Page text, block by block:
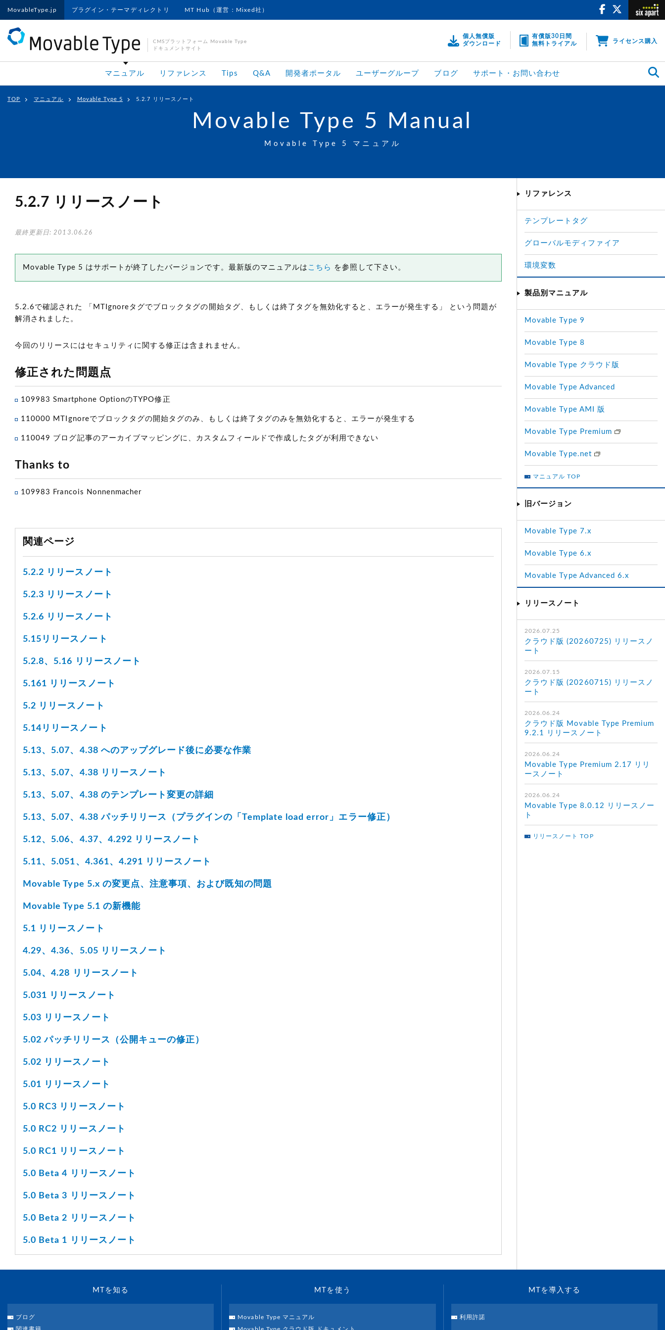
MovableType.jp プラグイン・テーマディレクトリ MT Hub（運営：Mixed社）
CMSプラットフォーム Movable Type
ドキュメントサイト
個人無償版
ダウンロード
有償版30日間
無料トライアル
ライセンス購入
マニュアル リファレンス Tips Q&A 開発者ポータル ユーザーグループ ブログ サポート・お問い合わせ
TOP マニュアル Movable Type 5 5.2.7 リリースノート
Movable Type 5 Manual
Movable Type 5 マニュアル
5.2.7 リリースノート
最終更新日: 2013.06.26
Movable Type 5 はサポートが終了したバージョンです。最新版のマニュアルは こちら を参照して下さい。
5.2.6で確認された 「MTIgnoreタグでブロックタグの開始タグ、もしくは終了タグを無効化すると、エラーが発生する」 という問題が
解消されました。
今回のリリースにはセキュリティに関する修正は含まれません。
修正された問題点
109983 Smartphone OptionのTYPO修正
110000 MTIgnoreでブロックタグの開始タグのみ、もしくは終了タグのみを無効化すると、エラーが発生する
110049 ブログ記事のアーカイブマッピングに、カスタムフィールドで作成したタグが利用できない
Thanks to
109983 Francois Nonnenmacher
関連ページ
5.2.2 リリースノート
5.2.3 リリースノート
5.2.6 リリースノート
5.15リリースノート
5.2.8、5.16 リリースノート
5.161 リリースノート
5.2 リリースノート
5.14リリースノート
5.13、5.07、4.38 へのアップグレード後に必要な作業
5.13、5.07、4.38 リリースノート
5.13、5.07、4.38 のテンプレート変更の詳細
5.13、5.07、4.38 パッチリリース（プラグインの「Template load error」エラー修正）
5.12、5.06、4.37、4.292 リリースノート
5.11、5.051、4.361、4.291 リリースノート
Movable Type 5.x の変更点、注意事項、および既知の問題
Movable Type 5.1 の新機能
5.1 リリースノート
4.29、4.36、5.05 リリースノート
5.04、4.28 リリースノート
5.031 リリースノート
5.03 リリースノート
5.02 パッチリリース（公開キューの修正）
5.02 リリースノート
5.01 リリースノート
5.0 RC3 リリースノート
5.0 RC2 リリースノート
5.0 RC1 リリースノート
5.0 Beta 4 リリースノート
5.0 Beta 3 リリースノート
5.0 Beta 2 リリースノート
5.0 Beta 1 リリースノート
リファレンス
テンプレートタグ
グローバルモディファイア
環境変数
製品別マニュアル
Movable Type 9
Movable Type 8
Movable Type クラウド版
Movable Type Advanced
Movable Type AMI 版
Movable Type Premium
Movable Type.net
マニュアル TOP
旧バージョン
Movable Type 7.x
Movable Type 6.x
Movable Type Advanced 6.x
リリースノート
2026.07.25
クラウド版 (20260725) リリースノ
ート
2026.07.15
クラウド版 (20260715) リリースノ
ート
2026.06.24
クラウド版 Movable Type Premium
9.2.1 リリースノート
2026.06.24
Movable Type Premium 2.17 リリ
ースノート
2026.06.24
Movable Type 8.0.12 リリースノー
ト
リリースノート TOP
MTを知る
ブログ
MTを使う
Movable Type マニュアル
MTを導入する
利用許諾